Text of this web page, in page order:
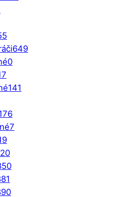
649
0
141
7
0
0
1
0